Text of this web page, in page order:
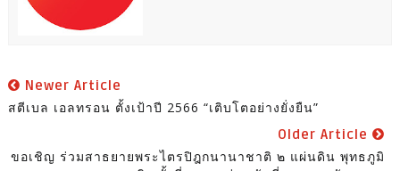
Newer Article
สตีเบล เอลทรอน ตั้งเป้าปี 2566 “เติบโตอย่างยั่งยืน”
Older Article
ขอเชิญ ร่วมสาธยายพระไตรปิฎกนานาชาติ ๒ แผ่นดิน พุทธภูมิ